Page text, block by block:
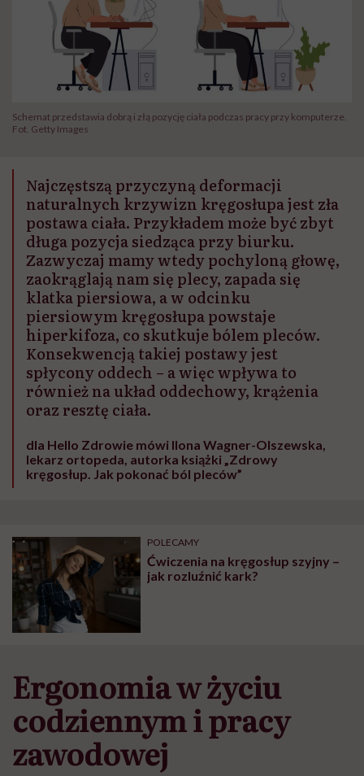
Schemat przedstawia dobrą i złą pozycję ciała podczas pracy przy komputerze.
Fot. Getty Images
Najczęstszą przyczyną deformacji
naturalnych krzywizn kręgosłupa jest zła
postawa ciała. Przykładem może być zbyt
długa pozycja siedząca przy biurku.
Zazwyczaj mamy wtedy pochyloną głowę,
zaokrąglają nam się plecy, zapada się
klatka piersiowa, a w odcinku
piersiowym kręgosłupa powstaje
hiperkifoza, co skutkuje bólem pleców.
Konsekwencją takiej postawy jest
spłycony oddech – a więc wpływa to
również na układ oddechowy, krążenia
oraz resztę ciała.
dla Hello Zdrowie mówi Ilona Wagner-Olszewska,
lekarz ortopeda, autorka książki „Zdrowy
kręgosłup. Jak pokonać ból pleców”
POLECAMY
Ćwiczenia na kręgosłup szyjny –
jak rozluźnić kark?
Ergonomia w życiu
codziennym i pracy
zawodowej